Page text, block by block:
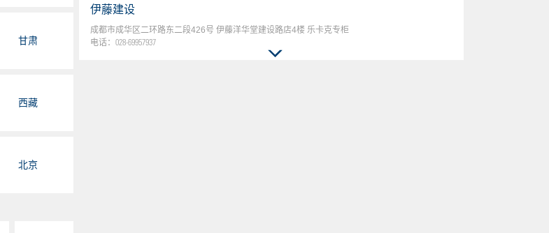
甘肃
西藏
北京
伊藤建设
成都市成华区二环路东二段426号 伊藤洋华堂建设路店4楼 乐卡克专柜
电话： 028-69957937